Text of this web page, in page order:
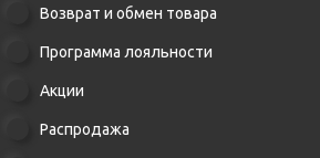
Возврат и обмен товара
Программа лояльности
Акции
Распродажа